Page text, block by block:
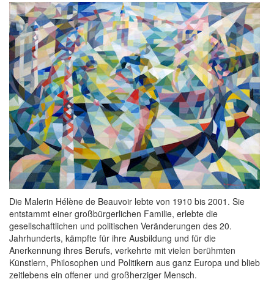
Die Malerin Hélène de Beauvoir lebte von 1910 bis 2001. Sie
entstammt einer großbürgerlichen Familie, erlebte die
gesellschaftlichen und politischen Veränderungen des 20.
Jahrhunderts, kämpfte für ihre Ausbildung und für die
Anerkennung ihres Berufs, verkehrte mit vielen berühmten
Künstlern, Philosophen und Politikern aus ganz Europa und blieb
zeitlebens ein offener und großherziger Mensch.